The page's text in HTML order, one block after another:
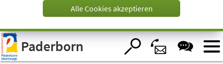
Visuelle
Assistenzsoftware
öffnen.
Alle Cookies akzeptieren
Paderborn